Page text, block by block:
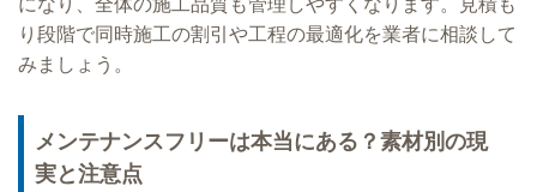
り段階で同時施工の割引や工程の最適化を業者に相談して
みましょう。
メンテナンスフリーは本当にある？素材別の現
実と注意点